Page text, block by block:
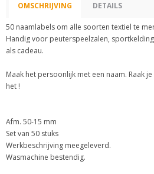
OMSCHRIJVING DETAILS
50 naamlabels om alle soorten textiel te
Handig voor peuterspeelzalen,
als cadeau.
Maak het persoonlijk met een naam. Raak
het !
Afm. 50-15 mm
Set van 50 stuks
Werkbeschrijving meegeleverd.
Wasmachine bestendig.